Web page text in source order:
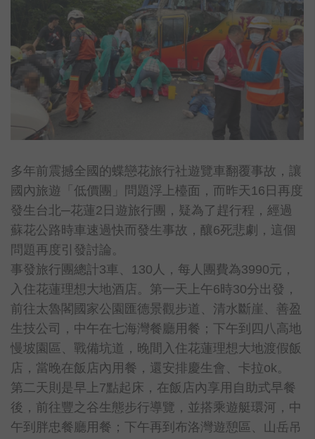
多年前震撼全國的蝶戀花旅行社遊覽車翻覆事故，讓
國內旅遊「低價團」問題浮上檯面，而昨天16日再度
發生台北─花蓮2日遊旅行團，疑為了趕行程，經過
蘇花公路時車速過快而發生事故，釀6死悲劇，這個
問題再度引發討論。
事發旅行團總計3車、130人，每人團費為3990元，
入住花蓮理想大地酒店。第一天上午6時30分出發，
前往太魯閣國家公園匯德景觀步道、清水斷崖、善盈
生技公司，中午在七海灣餐廳用餐；下午到四八高地
慢坡園區、戰備坑道，晚間入住花蓮理想大地渡假飯
店，當晚在飯店內用餐，還安排慶生會、卡拉ok。
第二天則是早上7點起床，在飯店內享用自助式早餐
後，前往豐之谷生態步行導覽，並搭乘遊艇環河，中
午到胖忠餐廳用餐；下午再到布洛灣遊憩區、山岳吊